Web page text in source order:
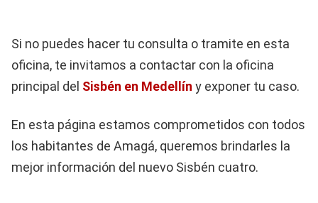
Si no puedes hacer tu consulta o tramite en esta
oficina, te invitamos a contactar con la oficina
principal del Sisbén en Medellín y exponer tu caso.
En esta página estamos comprometidos con todos
los habitantes de Amagá, queremos brindarles la
mejor información del nuevo Sisbén cuatro.